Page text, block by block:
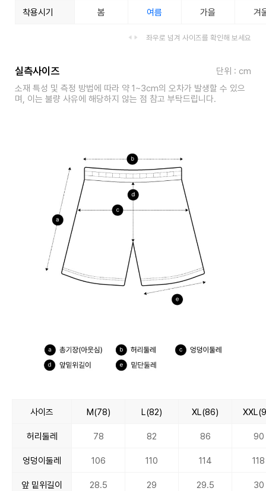
착용시기 봄 여름 가을 겨
좌우로 넘겨 사이즈를 확인해 보세요
실측사이즈
단위 : cm
소재 특성 및 측정 방법에 따라 약 1~3cm의 오차가 발생할 수 있으
며, 이는 불량 사유에 해당하지 않는 점 참고 부탁드립니다.
사이즈 M(78) L(82) XL(86)
허리둘레 78 82 86 90
엉덩이둘레 106 110 114 118
앞 밑위길이 28.5 29 29.5 30